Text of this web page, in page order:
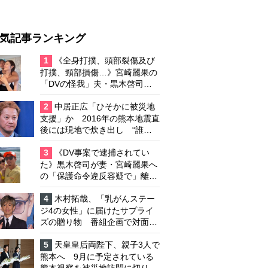
記事ランキング
1
《全身打撲、頭部裂傷及び
打撲、頸部損傷…》宮崎麗果の
「DVの怪我」夫・黒木啓司の
逮捕で始まる「夫婦の闘争」
2
中居正広「ひそかに被災地
支援」か 2016年の熊本地震直
後には現地で炊き出し “誰に
も知られなくて良い”と、むし
ろ強まる福祉活動への思い
3
《DV事案で逮捕されてい
た》黒木啓司が妻・宮崎麗果へ
の「保護命令違反容疑で」離婚
協議は「第二ステージ」へ
4
木村拓哉、「乳がんステー
ジ4の女性」に届けたサプライ
ズの贈り物 番組企画で対面し
たファンが、夢と希望を与える
心遣いに「うれしくて号泣しま
した」
5
天皇皇后両陛下、親子3人で
熊本へ 9月に予定されている